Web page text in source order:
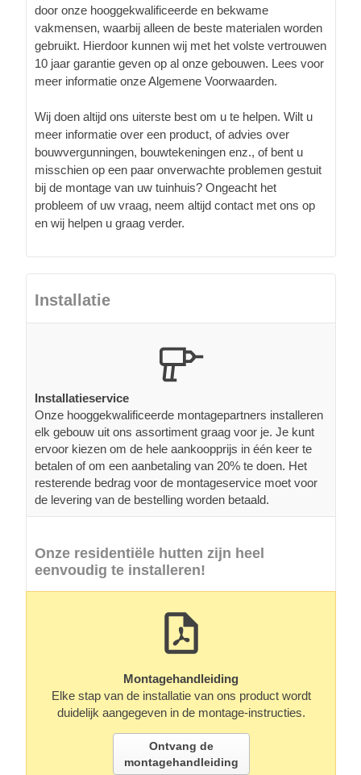
door onze hooggekwalificeerde en bekwame
vakmensen, waarbij alleen de beste materialen worden
gebruikt. Hierdoor kunnen wij met het volste vertrouwen
10 jaar garantie geven op al onze gebouwen. Lees voor
meer informatie onze Algemene Voorwaarden.
Wij doen altijd ons uiterste best om u te helpen. Wilt u
meer informatie over een product, of advies over
bouwvergunningen, bouwtekeningen enz., of bent u
misschien op een paar onverwachte problemen gestuit
bij de montage van uw tuinhuis? Ongeacht het
probleem of uw vraag, neem altijd contact met ons op
en wij helpen u graag verder.
Installatie
Installatieservice
Onze hooggekwalificeerde montagepartners installeren
elk gebouw uit ons assortiment graag voor je. Je kunt
ervoor kiezen om de hele aankoopprijs in één keer te
betalen of om een aanbetaling van 20% te doen. Het
resterende bedrag voor de montageservice moet voor
de levering van de bestelling worden betaald.
Onze residentiële hutten zijn heel
eenvoudig te installeren!
Montagehandleiding
Elke stap van de installatie van ons product wordt
duidelijk aangegeven in de montage-instructies.
Ontvang de
montagehandleiding